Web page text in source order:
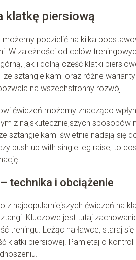
klatkę piersiową
podzielić na kilka
W zależności od celów
jak i dolną część klatki
ze sztangielkami oraz różne
na wszechstronny rozwój.
ćwiczeń możemy znacząco
z najskuteczniejszych
sztangielkami świetnie nadają się
push up with single leg raise, to
technika i obciążenie
z najpopularniejszych ćwiczeń na
Kluczowe jest tutaj
treningu. Leżąc na ławce, staraj
klatki piersiowej. Pamiętaj o